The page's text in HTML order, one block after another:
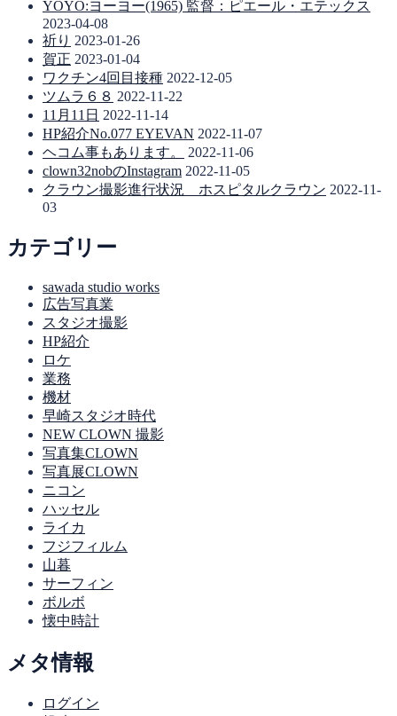
YOYO:ヨーヨー(1965) 監督：ピエール・エテックス
2023-04-08
祈り 2023-01-26
賀正 2023-01-04
ワクチン4回目接種 2022-12-05
ツムラ６８ 2022-11-22
11月11日 2022-11-14
HP紹介No.077 EYEVAN 2022-11-07
ヘコム事もあります。
2022-11-06
clown32nobのInstagram 2022-11-05
クラウン撮影進行状況 ホスピタルクラウン 2022-11-
03
カテゴリー
sawada studio works
広告写真業
スタジオ撮影
HP紹介
ロケ
業務
機材
早崎スタジオ時代
NEW CLOWN 撮影
写真集CLOWN
写真展CLOWN
ニコン
ハッセル
ライカ
フジフィルム
山暮
サーフィン
ボルボ
懐中時計
メタ情報
ログイン